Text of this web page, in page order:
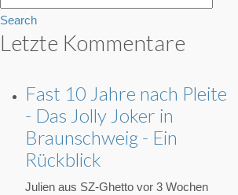
Search
Letzte Kommentare
Fast 10 Jahre nach Pleite
- Das Jolly Joker in
Braunschweig - Ein
Rückblick
Julien aus SZ-Ghetto vor 3 Wochen